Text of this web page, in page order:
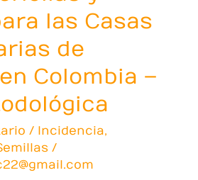
las Casas
de
Colombia –
/ Incidencia,
/